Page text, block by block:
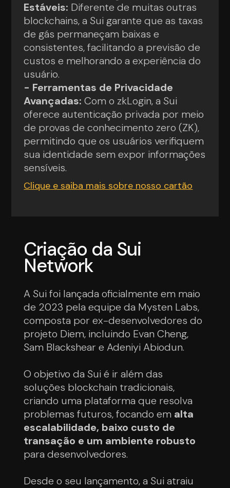
Estáveis: Diferente de muitas outras
blockchains, a Sui garante que as taxas
de gás permaneçam baixas e
consistentes, facilitando a previsão de
custos e melhorando a experiência do
usuário.
- Ferramentas de Privacidade
Avançadas: Com o zkLogin, a Sui
oferece autenticação privada por meio
de provas de conhecimento zero (ZK),
permitindo que os usuários verifiquem
sua identidade sem expor informações
sensíveis.
Clique e saiba mais sobre nosso cartão
Criação da Sui
Network
A Sui foi lançada oficialmente em maio
de 2023 pela equipe da Mysten Labs,
composta por ex-desenvolvedores do
projeto Diem, incluindo Evan Cheng,
Sam Blackshear e Adeniyi Abiodun.
O objetivo da Sui é ir além das
soluções blockchain tradicionais,
criando uma plataforma que resolva
problemas futuros, focando em alta
escalabilidade, baixo custo de
transação e um ambiente robusto
para desenvolvedores.
Desde o seu lançamento, a Sui atraiu